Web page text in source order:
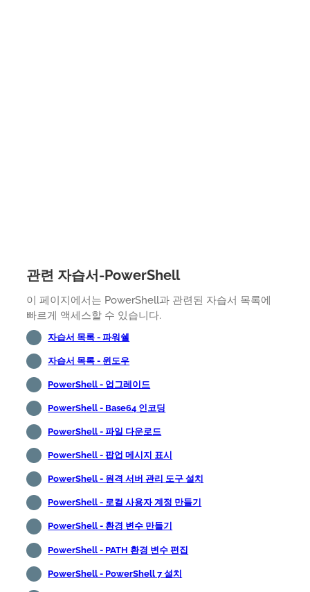
관련 자습서-PowerShell
이 페이지에서는 PowerShell과 관련된 자습서 목록에
빠르게 액세스할 수 있습니다.
자습서 목록 - 파워쉘
자습서 목록 - 윈도우
PowerShell - 업그레이드
PowerShell - Base64 인코딩
PowerShell - 파일 다운로드
PowerShell - 팝업 메시지 표시
PowerShell - 원격 서버 관리 도구 설치
PowerShell - 로컬 사용자 계정 만들기
PowerShell - 환경 변수 만들기
PowerShell - PATH 환경 변수 편집
PowerShell - PowerShell 7 설치